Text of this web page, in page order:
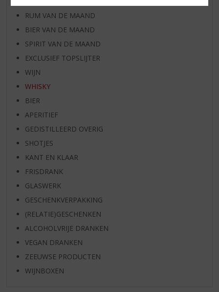
RUM VAN DE MAAND
BIER VAN DE MAAND
SPIRIT VAN DE MAAND
EXCLUSIEF TOPSLIJTER
WIJN
WHISKY
BIER
APERITIEF
GEDISTILLEERD OVERIG
SHOTJES
KANT EN KLAAR
FRISDRANK
GLASWERK
GESCHENKVERPAKKING
(RELATIE)GESCHENKEN
ALCOHOLVRIJE DRANKEN
VEGAN DRANKEN
ZEEUWSE PRODUCTEN
WIJNBOXEN